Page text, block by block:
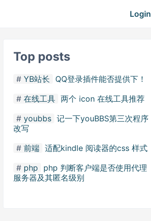
Login
Top posts
YB站长
QQ登录插件能否提供下！
在线工具 两个 icon 在线工具推荐
youbbs 记一下youBBS第三次程序
改写
前端 适配kindle 阅读器的css 样式
php
php 判断客户端是否使用代理
服务器及其匿名级别